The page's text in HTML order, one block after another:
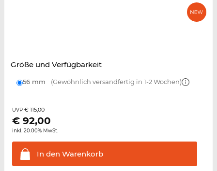
Größe und Verfügbarkeit
56 mm (Gewöhnlich versandfertig in 1-2 Wochen)
UVP € 115,00
€ 92,00
inkl. 20.00% MwSt.
In den Warenkorb